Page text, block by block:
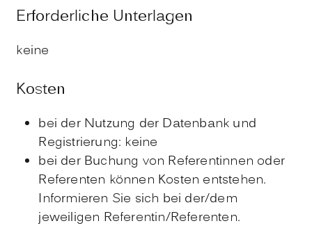
Erforderliche Unterlagen
keine
Kosten
bei der Nutzung der Datenbank und
Registrierung: keine
bei der Buchung von Referentinnen oder
Referenten können Kosten entstehen.
Informieren Sie sich bei der/dem
jeweiligen Referentin/Referenten.